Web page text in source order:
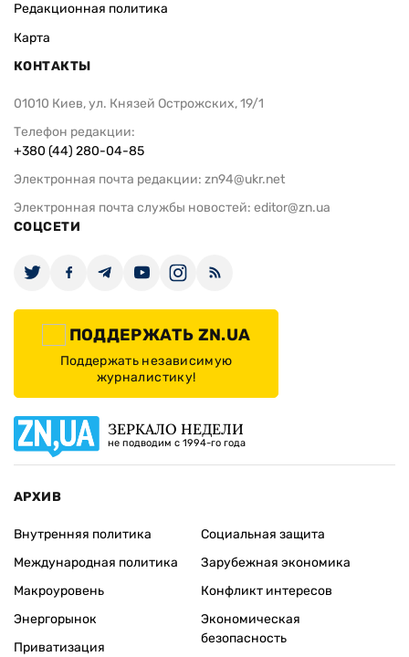
Редакционная политика
Карта
КОНТАКТЫ
01010 Киев, ул. Князей Острожских, 19/1
Телефон редакции:
+380 (44) 280-04-85
Электронная почта редакции: zn94@ukr.net
Электронная почта службы новостей: editor@zn.ua
СОЦСЕТИ
ПОДДЕРЖАТЬ ZN.UA
Поддержать независимую
журналистику!
ЗЕРКАЛО НЕДЕЛИ
не подводим с 1994-го года
АРХИВ
Внутренняя политика
Международная политика
Макроуровень
Энергорынок
Приватизация
Социальная защита
Зарубежная экономика
Конфликт интересов
Экономическая
безопасность